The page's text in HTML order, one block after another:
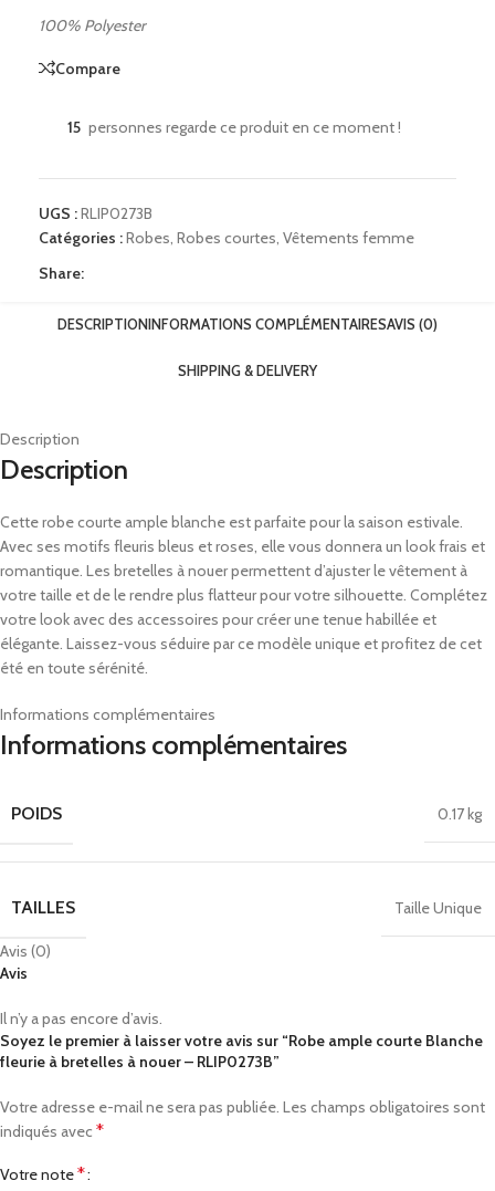
100% Polyester
Compare
15 personnes regarde ce produit en ce moment !
UGS :RLIP0273B
Catégories :Robes, Robes courtes, Vêtements femme
Share:
DESCRIPTIONINFORMATIONS COMPLÉMENTAIRESAVIS (0)
SHIPPING & DELIVERY
Description
Description
Cette robe courte ample blanche est parfaite pour la saison estivale.
Avec ses motifs fleuris bleus et roses, elle vous donnera un look frais et
romantique. Les bretelles à nouer permettent d’ajuster le vêtement à
votre taille et de le rendre plus flatteur pour votre silhouette. Complétez
votre look avec des accessoires pour créer une tenue habillée et
élégante. Laissez-vous séduire par ce modèle unique et profitez de cet
été en toute sérénité.
Informations complémentaires
Informations complémentaires
POIDS 0.17 kg
TAILLES Taille Unique
Avis (0)
Avis
Il n’y a pas encore d’avis.
Soyez le premier à laisser votre avis sur “Robe ample courte Blanche
fleurie à bretelles à nouer – RLIP0273B”
Votre adresse e-mail ne sera pas publiée. Les champs obligatoires sont
indiqués avec *
Votre note*